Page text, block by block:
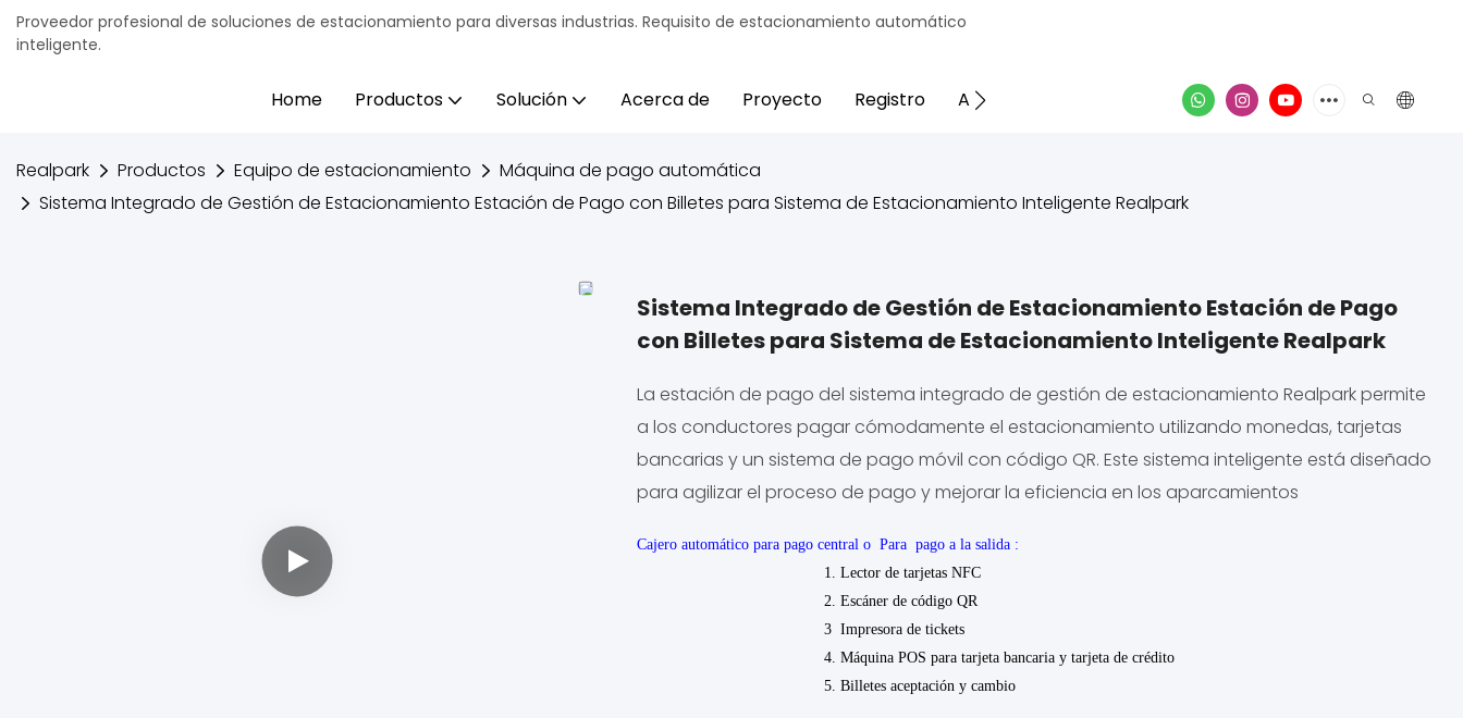
Proveedor profesional de soluciones de estacionamiento para diversas industrias. Requisito de estacionamiento automático
inteligente.
Home Productos Solución Acerca de Proyecto Registro Apoyo video
Realpark Productos Equipo de estacionamiento
Máquina de pago automática
Sistema Integrado de Gestión de Estacionamiento Estación de Pago con Billetes para Sistema de Estacionamiento Inteligente Realpark
Sistema Integrado de Gestión de Estacionamiento Estación de Pago
con Billetes para Sistema de Estacionamiento Inteligente Realpark
La estación de pago del sistema integrado de gestión de estacionamiento Realpark permite
a los conductores pagar cómodamente el estacionamiento utilizando monedas, tarjetas
bancarias y un sistema de pago móvil con código QR. Este sistema inteligente está diseñado
para agilizar el proceso de pago y mejorar la eficiencia en los aparcamientos
Cajero automático para pago central o Para pago a la salida :
1. Lector de tarjetas NFC
2. Escáner de código QR
3 Impresora de tickets
4. Máquina POS para tarjeta bancaria y tarjeta de crédito
5. Billetes aceptación y cambio